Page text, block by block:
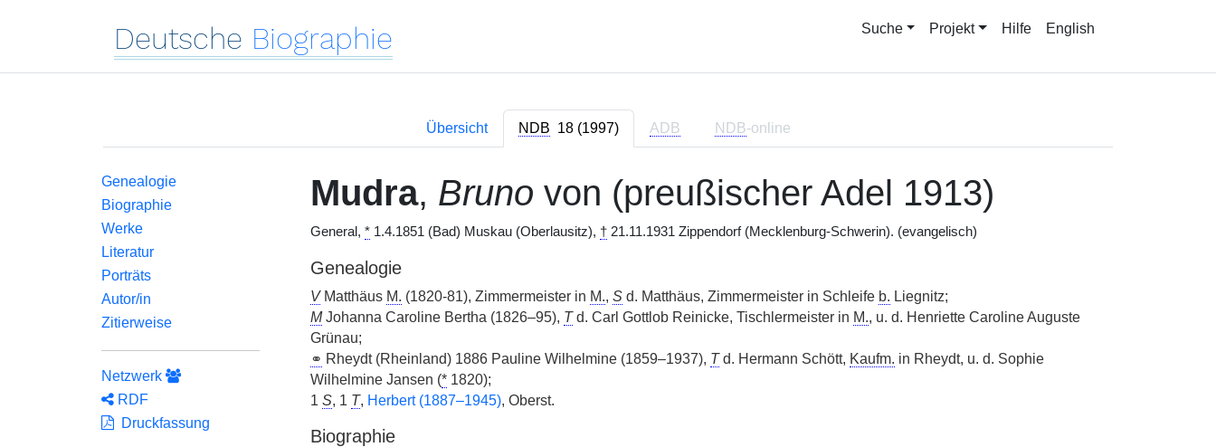
Deutsche Biographie Suche Projekt Hilfe English
Übersicht NDB 18 (1997) ADB NDB-online
Genealogie
Biographie
Werke
Literatur
Porträts
Autor/in
Zitierweise
Netzwerk
RDF
Druckfassung
Mudra, Bruno von (preußischer Adel 1913)
General, *1.4.1851 (Bad) Muskau (Oberlausitz), †21.11.1931 Zippendorf (Mecklenburg-Schwerin). (evangelisch)
Genealogie
VMatthäus M. (1820-81), Zimmermeister in M., Sd. Matthäus, Zimmermeister in Schleife b. Liegnitz;
MJohanna Caroline Bertha (1826–95), Td. Carl Gottlob Reinicke, Tischlermeister in M., u. d. Henriette Caroline Auguste
Grünau;
⚭ Rheydt (Rheinland) 1886 Pauline Wilhelmine (1859–1937), Td. Hermann Schött, Kaufm. in Rheydt, u. d. Sophie
Wilhelmine Jansen (*1820);
1 S, 1 T, Herbert (1887–1945), Oberst.
Biographie